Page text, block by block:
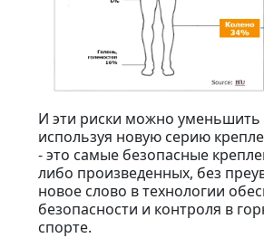
И эти риски можно уменьшить
используя новую серию
- это самые безопасные
либо произведенных, без
новое слово в технологии
безопасности и контроля в
спорте.